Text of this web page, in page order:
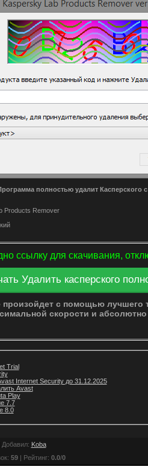
полностью удалит Касперского
Products Remover
ссылку для скачивания,
Удалить касперского
произойдет с помощью лучшего
скорости и абсолютно
Trial
Internet Security до 31.12.2025
Avast
Play
7.7
8.0
Добавил: Koba
: 59| Рейтинг: 0.0/0